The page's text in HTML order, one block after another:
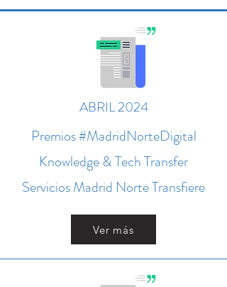
ABRIL 2024
Premios #MadridNorteDigital
Knowledge & Tech Transfer
Servicios Madrid Norte Transfiere
Ver más